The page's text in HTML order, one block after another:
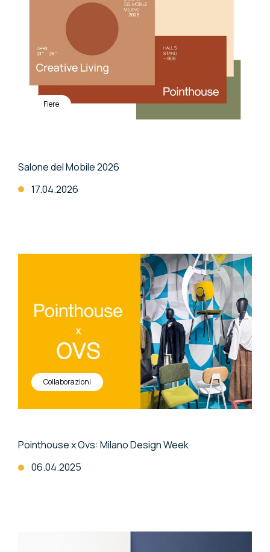
Fiere
Salone del Mobile 2026
17.04.2026
Collaborazioni
Pointhouse x Ovs: Milano Design Week
06.04.2025